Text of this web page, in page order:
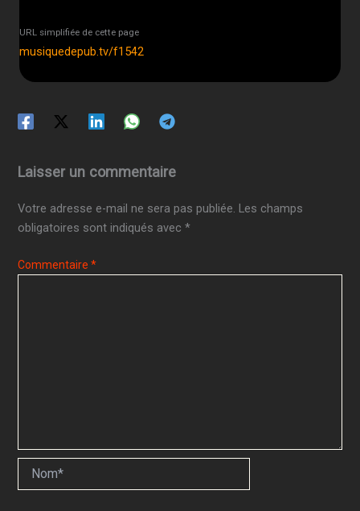
URL simplifiée de cette page
musiquedepub.tv/f1542
Laisser un commentaire
Votre adresse e-mail ne sera pas publiée. Les champs
obligatoires sont indiqués avec*
Commentaire*